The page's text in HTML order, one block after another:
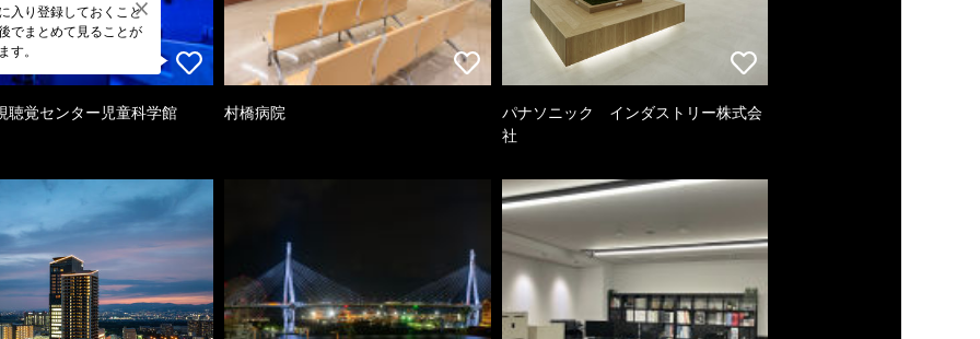
入り登録しておくこと
でまとめて見ることが
す。
聴覚センター児童科学館 村橋病院
パナソニック インダストリー株式会
社